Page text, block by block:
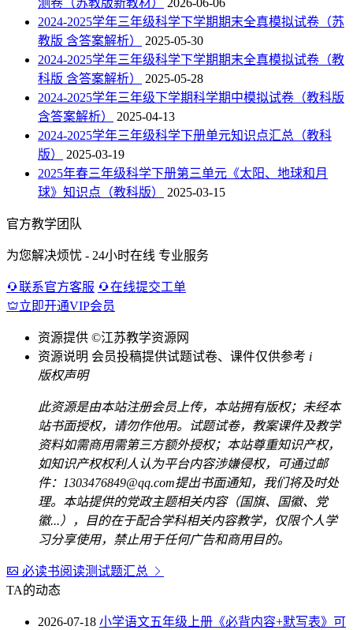
测卷（苏教版新教材）
2026-06-06
2024-2025学年三年级科学下学期期末全真模拟试卷（苏
教版 含答案解析）
2025-05-30
2024-2025学年三年级科学下学期期末全真模拟试卷（教
科版 含答案解析）
2025-05-28
2024-2025学年三年级下学期科学期中模拟试卷（教科版
含答案解析）
2025-04-13
2024-2025学年三年级科学下册单元知识点汇总（教科
版）
2025-03-19
2025年春三年级科学下册第三单元《太阳、地球和月
球》知识点（教科版）
2025-03-15
官方教学团队
为您解决烦忧 - 24小时在线 专业服务
联系官方客服
在线提交工单
立即开通VIP会员
资源提供 ©江苏教学资源网
资源说明 会员投稿提供试题试卷、课件仅供参考 i
版权声明
此资源是由本站注册会员上传，本站拥有版权；未经本
站书面授权，请勿作他用。试题试卷，教案课件及教学
资料如需商用需第三方额外授权；本站尊重知识产权，
如知识产权权利人认为平台内容涉嫌侵权，可通过邮
件：1303476849@qq.com提出书面通知，我们将及时处
理。本站提供的党政主题相关内容（国旗、国徽、党
徽...），目的在于配合学科相关内容教学，仅限个人学
习分享使用，禁止用于任何广告和商用目的。
必读书阅读测试题汇总
TA的动态
2026-07-18 小学语文五年级上册《必背内容+默写表》可